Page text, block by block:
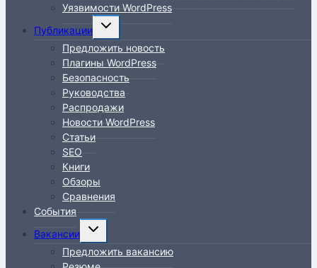
Уязвимости WordPress
Публикации
Переключить
дочернее
меню
Предложить новость
Плагины WordPress
Безопасность
Руководства
Распродажи
Новости WordPress
Статьи
SEO
Книги
Обзоры
Сравнения
События
Вакансии
Переключить
дочернее
меню
Предложить вакансию